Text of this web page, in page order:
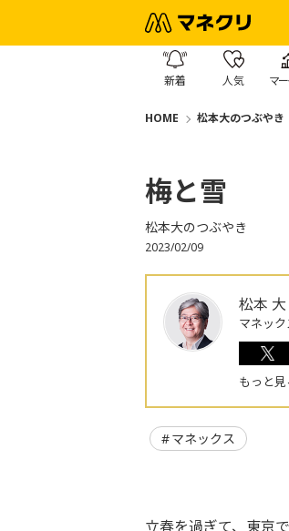
新着 人気 マ
HOME 松本大のつぶやき
梅と雪
松本大のつぶやき
2023/02/09
松本 大
マネッ
もっと見
マネックス
立春を過ぎて、東京